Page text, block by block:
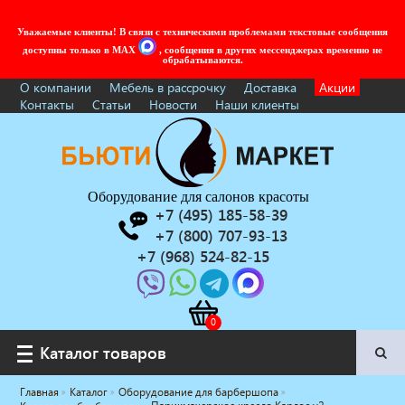
Уважаемые клиенты! В связи с техническими проблемами текстовые сообщения
доступны только в MAX
, сообщения в других мессенджерах временно не
обрабатываются.
О компании Мебель в рассрочку Доставка
Акции
Контакты
Статьи Новости Наши клиенты
Оборудование для салонов красоты
+7 (495) 185-58-39
+7 (800) 707-93-13
+7 (968) 524-82-15
Каталог товаров
Каталог товаров
Главная Каталог
Оборудование для барбершопа